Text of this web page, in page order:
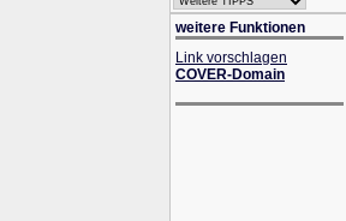
weitere Funktionen
Link vorschlagen
COVER-Domain